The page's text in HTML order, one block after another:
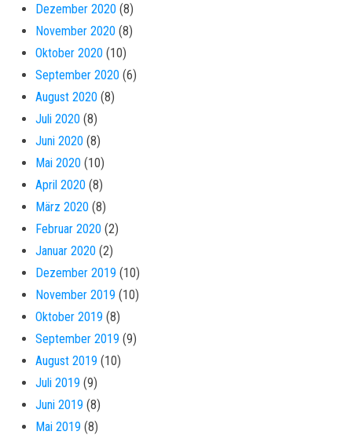
Dezember 2020 (8)
November 2020 (8)
Oktober 2020 (10)
September 2020 (6)
August 2020 (8)
Juli 2020 (8)
Juni 2020 (8)
Mai 2020 (10)
April 2020 (8)
März 2020 (8)
Februar 2020 (2)
Januar 2020 (2)
Dezember 2019 (10)
November 2019 (10)
Oktober 2019 (8)
September 2019 (9)
August 2019 (10)
Juli 2019 (9)
Juni 2019 (8)
Mai 2019 (8)